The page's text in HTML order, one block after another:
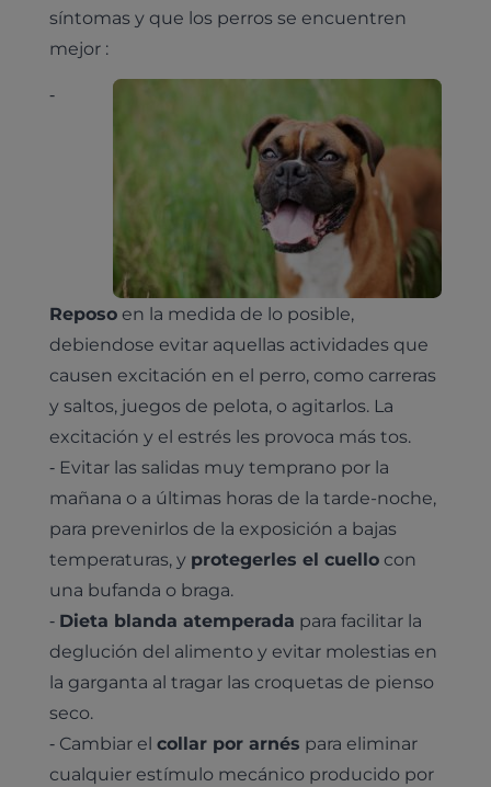
Pruebas diagnósticas
Diagnóstico veterinario por imagen
Pruebas histológicas – microscopio
Identificación con microchip y pasaporte
Leishmaniasis
Cirugía
Todos los servicios
Medicina general
Dermatología
Traumatología
Urología y nefrología
Cardiología
Medicina felina
Animales Exóticos
Todas las especialidades
Planes de salud para perros
Todos los planes de salud
Comité de expertos veterinarios
Trabaja en Clinicanimal
síntomas y que los perros se encuentren
mejor :
⁃
Reposoen la medida de lo posible,
debiendose evitar aquellas actividades que
causen excitación en el perro, como carreras
y saltos, juegos de pelota, o agitarlos. La
excitación y el estrés les provoca más tos.
⁃ Evitar las salidas muy temprano por la
mañana o a últimas horas de la tarde-noche,
para prevenirlos de la exposición a bajas
temperaturas, y protegerles el cuellocon
una bufanda o braga.
⁃ Dieta blanda atemperada para facilitar la
deglución del alimento y evitar molestias en
la garganta al tragar las croquetas de pienso
seco.
⁃ Cambiar el collar por arnés para eliminar
cualquier estímulo mecánico producido por